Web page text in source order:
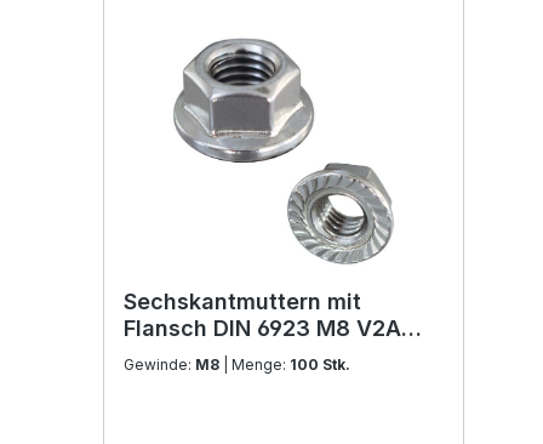
Sechskantmuttern mit
Flansch DIN 6923 M8 V2A
Edelstahl
Gewinde: M8 | Menge: 100 Stk.